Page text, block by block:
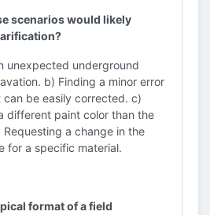
scenarios would likely
unexpected underground
b) Finding a minor error
can be easily corrected. c)
different paint color than the
a change in the
for a specific material.
format of a field